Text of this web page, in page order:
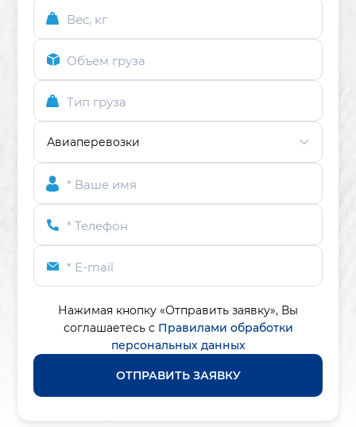
Вес, кг
Объем груза
Тип груза
* Ваше имя
* Телефон
* E-mail
Нажимая кнопку «Отправить заявку», Вы
соглашаетесь с Правилами обработки
персональных данных
ОТПРАВИТЬ ЗАЯВКУ